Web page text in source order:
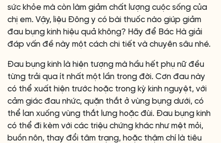
sức khỏe mà còn làm giảm chất lượng cuộc sống của
chị em. Vậy, liệu Đông y có bài thuốc nào giúp giảm
đau bụng kinh hiệu quả không? Hãy để Bác Hà giải
đáp vấn đề này một cách chi tiết và chuyên sâu nhé.
Đau bụng kinh là hiện tượng mà hầu hết phụ nữ đều
từng trải qua ít nhất một lần trong đời. Cơn đau này
có thể xuất hiện trước hoặc trong kỳ kinh nguyệt, với
cảm giác đau nhức, quặn thắt ở vùng bụng dưới, có
thể lan xuống vùng thắt lưng hoặc đùi. Đau bụng kinh
có thể đi kèm với các triệu chứng khác như mệt mỏi,
buồn nôn, thay đổi tâm trạng, hoặc thậm chí là tiêu